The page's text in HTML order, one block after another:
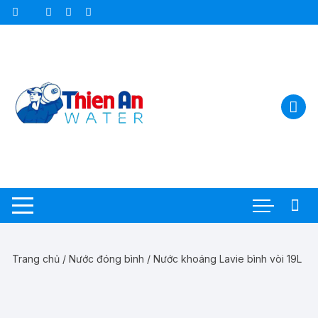
Chuyển
tới
Trang chủ /Nước đóng bình / Nước khoáng Lavie bình vòi 19L